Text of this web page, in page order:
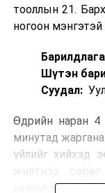
тооллын 21.
ногоон
Шүтэн
Суудал:
Өдрийн наран
минутад
үйлийг хийхэд
хянамгай